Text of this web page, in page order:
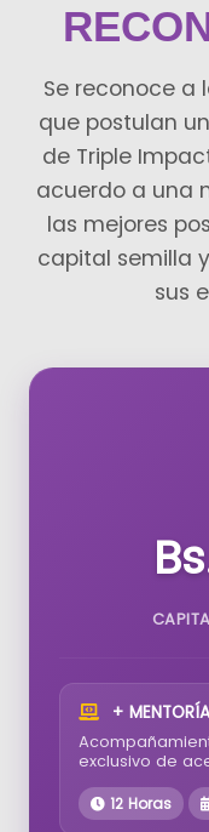
Se reconoce a
que postulan
de Triple
acuerdo a una
las mejores
capital semilla
sus
+
exclusivo de
12 Horas